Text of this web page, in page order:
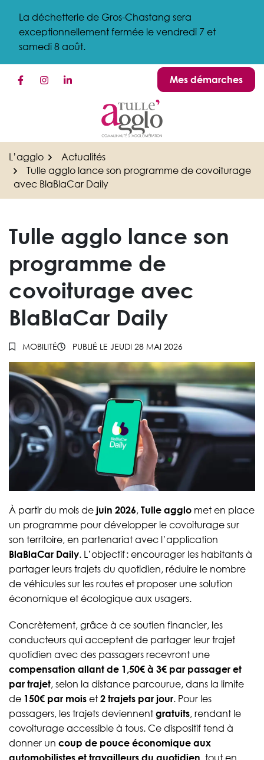
contenu
La déchetterie de Gros-Chastang sera
exceptionnellement fermée le vendredi 7 et
samedi 8 août.
Lien vers le compte Facebook
Lien vers le compte Instagram
Lien vers le compte LinkedinMes démarches
L’agglo
Actualités
Tulle agglo lance son programme de covoiturage
avec BlaBlaCar Daily
Tulle agglo lance son
programme de
covoiturage avec
BlaBlaCar Daily
MOBILITÉ PUBLIÉ LE JEUDI 28 MAI 2026
À partir du mois de juin 2026, Tulle agglo met en place
un programme pour développer le covoiturage sur
son territoire, en partenariat avec l’application
BlaBlaCar Daily. L’objectif : encourager les habitants à
partager leurs trajets du quotidien, réduire le nombre
de véhicules sur les routes et proposer une solution
économique et écologique aux usagers.
Concrètement, grâce à ce soutien financier, les
conducteurs qui acceptent de partager leur trajet
quotidien avec des passagers recevront une
compensation allant de 1,50€ à 3€ par passager et
par trajet, selon la distance parcourue, dans la limite
de 150€ par mois et 2 trajets par jour. Pour les
passagers, les trajets deviennent gratuits, rendant le
covoiturage accessible à tous. Ce dispositif tend à
donner un coup de pouce économique aux